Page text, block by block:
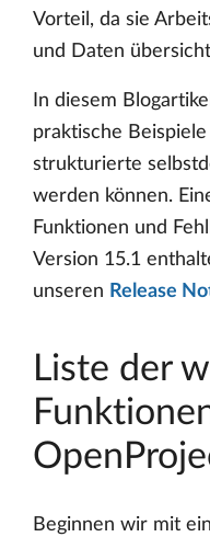
Vorteil, da sie
und Daten
In diesem
praktische
strukturierte
werden können.
Funktionen und
Version 15.1
unseren Release
Liste der
Beginnen wir mit